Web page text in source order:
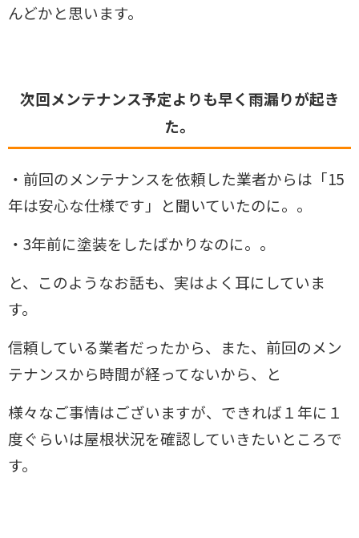
んどかと思います。
次回メンテナンス予定よりも早く雨漏りが起き
た。
・前回のメンテナンスを依頼した業者からは「15
年は安心な仕様です」と聞いていたのに。。
・3年前に塗装をしたばかりなのに。。
と、このようなお話も、実はよく耳にしていま
す。
信頼している業者だったから、また、前回のメン
テナンスから時間が経ってないから、と
様々なご事情はございますが、できれば１年に１
度ぐらいは屋根状況を確認していきたいところで
す。